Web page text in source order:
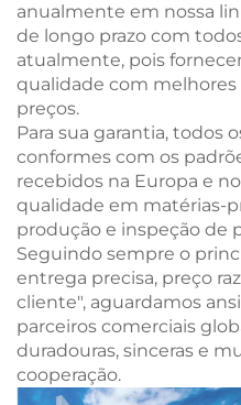
anualmente em nossa
de longo prazo com
atualmente, pois
qualidade com
preços.
Para sua garantia, todos
conformes com os
recebidos na Europa e
qualidade em matérias-
produção e inspeção de
Seguindo sempre o
entrega precisa, preço
cliente", aguardamos
parceiros comerciais
duradouras, sinceras e
cooperação.